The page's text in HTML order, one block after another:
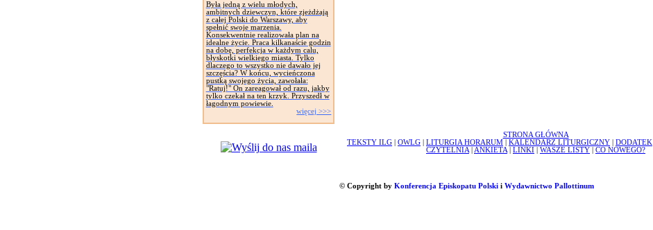
Była jedną z wielu młodych,
ambitnych dziewczyn, które zjeżdżają
z całej Polski do Warszawy, aby
spełnić swoje marzenia.
Konsekwentnie realizowała plan na
idealne życie. Praca kilkanaście godzin
na dobę, perfekcja w każdym calu,
błyskotki wielkiego miasta. Tylko
dlaczego to wszystko nie dawało jej
szczęścia? W końcu, wycieńczona
pustką swojego życia, zawołała:
"Ratuj!" On zareagował od razu, jakby
tylko czekał na ten krzyk. Przyszedł w
łagodnym powiewie.
więcej >>>
STRONA GŁÓWNA
TEKSTY ILG
OWLG LITURGIA HORARUM KALENDARZ LITURGICZNY DODATEK
CZYTELNIA
ANKIETA LINKI WASZE LISTY CO NOWEGO?
© Copyright by Konferencja Episkopatu Polskii Wydawnictwo Pallottinum